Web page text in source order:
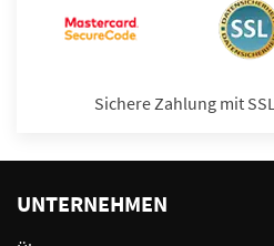
Sichere Zahlung mit
UNTERNEHMEN